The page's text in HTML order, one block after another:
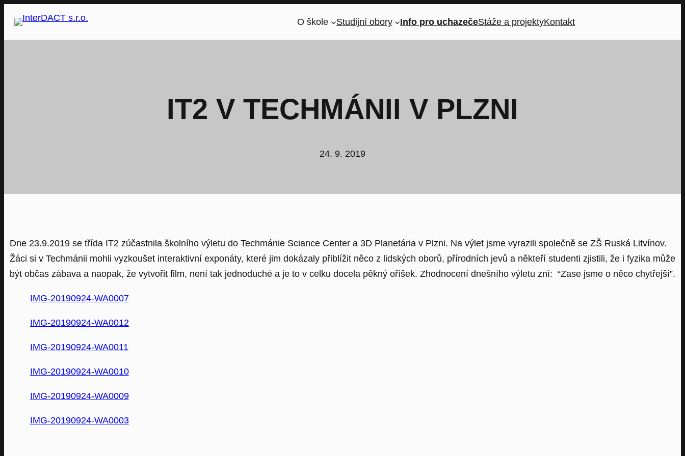
obsah
O škole Studijní obory Info pro uchazečeStáže a projektyKontakt
IT2 V TECHMÁNII V PLZNI
24. 9. 2019
Dne 23.9.2019 se třída IT2 zúčastnila školního výletu do Techmánie Sciance Center a 3D Planetária v Plzni. Na výlet jsme vyrazili společně se ZŠ Ruská Litvínov.
Žáci si v Techmánii mohli vyzkoušet interaktivní exponáty, které jim dokázaly přiblížit něco z lidských oborů, přírodních jevů a někteří studenti zjistili, že i fyzika může
být občas zábava a naopak, že vytvořit film, není tak jednoduché a je to v celku docela pěkný oříšek. Zhodnocení dnešního výletu zní: “Zase jsme o něco chytřejší”.
IMG-20190924-WA0007
IMG-20190924-WA0012
IMG-20190924-WA0011
IMG-20190924-WA0010
IMG-20190924-WA0009
IMG-20190924-WA0003